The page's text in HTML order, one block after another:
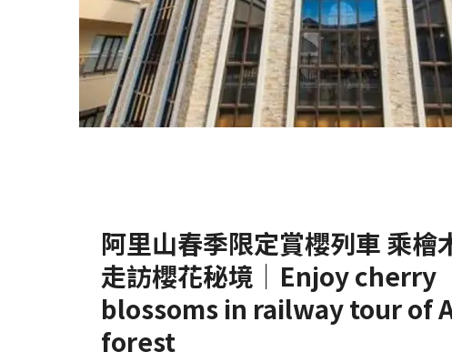
阿里山春季限定賞櫻列車 乘檜
走訪櫻花秘境｜Enjoy cherry
blossoms in railway tour of
forest